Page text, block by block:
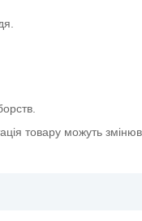
товару можуть